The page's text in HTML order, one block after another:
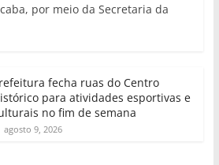
por meio da Secretaria da
fecha ruas do Centro
para atividades esportivas e
no fim de semana
agosto 9, 2026